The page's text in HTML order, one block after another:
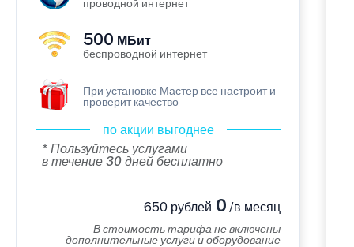
проводной интернет
500 МБит
беспроводной интернет
При установке Мастер все настроит и
проверит качество
по акции выгоднее
* Пользуйтесь услугами
в течение 30 дней бесплатно
650 рублей0 /в месяц
В стоимость тарифа не включены
дополнительные услуги и оборудование